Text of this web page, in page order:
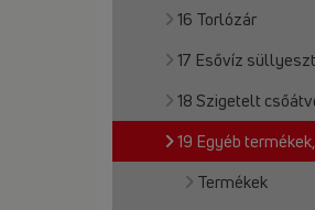
16 Torlózár
17 Esővíz
18 Szigetelt
19 Egyéb
Termékek